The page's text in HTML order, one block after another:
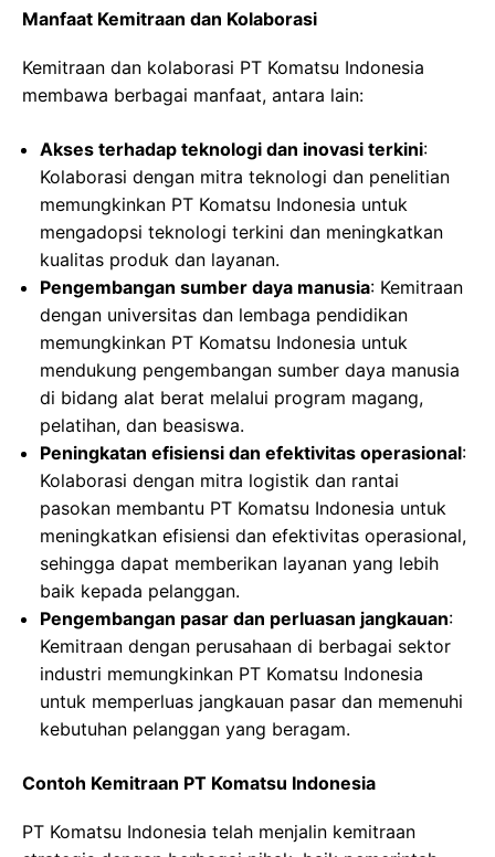
Manfaat Kemitraan dan Kolaborasi
Kemitraan dan kolaborasi PT Komatsu Indonesia
membawa berbagai manfaat, antara lain:
Akses terhadap teknologi dan inovasi terkini:
Kolaborasi dengan mitra teknologi dan penelitian
memungkinkan PT Komatsu Indonesia untuk
mengadopsi teknologi terkini dan meningkatkan
kualitas produk dan layanan.
Pengembangan sumber daya manusia: Kemitraan
dengan universitas dan lembaga pendidikan
memungkinkan PT Komatsu Indonesia untuk
mendukung pengembangan sumber daya manusia
di bidang alat berat melalui program magang,
pelatihan, dan beasiswa.
Peningkatan efisiensi dan efektivitas operasional:
Kolaborasi dengan mitra logistik dan rantai
pasokan membantu PT Komatsu Indonesia untuk
meningkatkan efisiensi dan efektivitas operasional,
sehingga dapat memberikan layanan yang lebih
baik kepada pelanggan.
Pengembangan pasar dan perluasan jangkauan:
Kemitraan dengan perusahaan di berbagai sektor
industri memungkinkan PT Komatsu Indonesia
untuk memperluas jangkauan pasar dan memenuhi
kebutuhan pelanggan yang beragam.
Contoh Kemitraan PT Komatsu Indonesia
PT Komatsu Indonesia telah menjalin kemitraan